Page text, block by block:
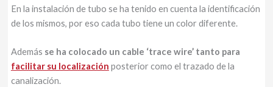
En la instalación de tubo se ha tenido en cuenta la identificación
de los mismos, por eso cada tubo tiene un color diferente.
Además se ha colocado un cable ‘trace wire’ tanto para
facilitar su localización posterior como el trazado de la
canalización.